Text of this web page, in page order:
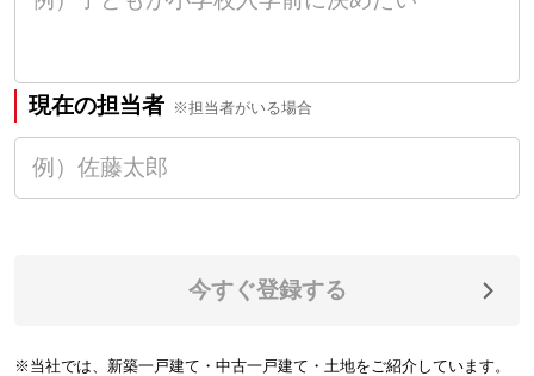
現在の担当者 ※担当者がいる場合
今すぐ登録する
※当社では、新築一戸建て・中古一戸建て・土地をご紹介しています。